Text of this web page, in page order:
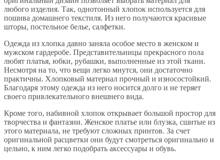
любого изделия. Так, однотонный хлопок используется для
пошива домашнего текстиля. Из него получаются красивые
шторы, постельное белье, салфетки.
Одежда из хлопка давно заняла особое место в женском и
мужском гардеробе. Представительницы прекрасного пола
любят платья, юбки, рубашки, выполненные из этой ткани.
Несмотря на то, что вещи легко мнутся, они достаточно
практичны. Хлопковый материал прочный и износостойкий.
Благодаря этому одежда из него носится долго и не теряет
своего привлекательного внешнего вида.
Кроме того, набивной хлопок открывает большой простор для
творчества и фантазии. Женское платье или блузка, сшитые из
этого материала, не требуют сложных принтов. За счет
оригинальной расцветки они будут смотреться оригинально и
цельно, к ним легко подобрать аксессуары и обувь.